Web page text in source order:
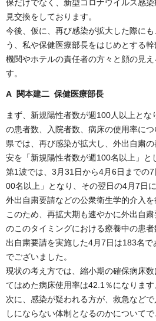
保だけでなく、新型コロナウイルス感
見交換をしております。
今後、仮に、再び感染が拡大した際に
う、私や保健医療部長をはじめとする
機関やホテルの責任者の方々と顔の見
す。
A 関本建二 保健医療部長
まず、新規陽性者数が週100人以上とな
の患者数、入院者数、病床の使用率につ
県では、再び感染が拡大し、外出自粛
安を「新規陽性者数が週100名以上」と
第1波では、3月31日から4月6日までの
00名以上」となり、その翌日の4月7日
外出自粛要請などの公衆衛生学的介入を
このため、再拡大期も速やかに外出自
のこのタイミングにおける療養中の患
出自粛要請を実施した4月7日は183名
でございました。
現状の考え方では、縮小期の確保病床
てはめた病床使用率は42.1％になります
次に、感染が疑われる方が、救急など
しにならない体制となるのかについてで